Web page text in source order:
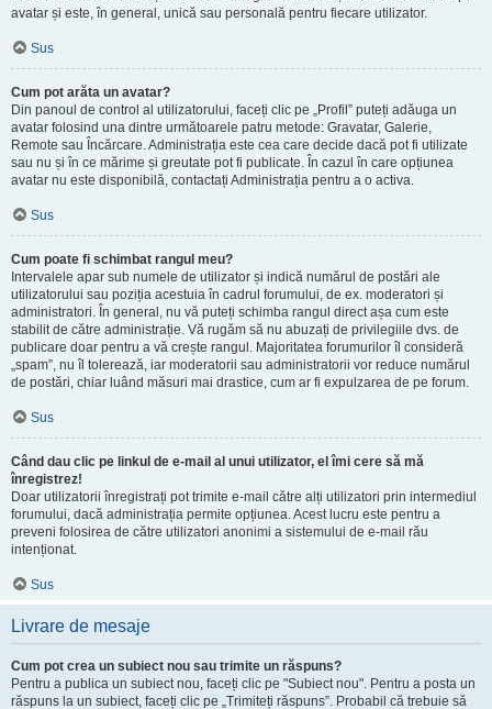
avatar și este, în general, unică sau personală pentru fiecare utilizator.
Sus
Cum pot arăta un avatar?
Din panoul de control al utilizatorului, faceți clic pe „Profil” puteți adăuga un
avatar folosind una dintre următoarele patru metode: Gravatar, Galerie,
Remote sau Încărcare. Administrația este cea care decide dacă pot fi utilizate
sau nu și în ce mărime și greutate pot fi publicate. În cazul în care opțiunea
avatar nu este disponibilă, contactați Administrația pentru a o activa.
Sus
Cum poate fi schimbat rangul meu?
Intervalele apar sub numele de utilizator și indică numărul de postări ale
utilizatorului sau poziția acestuia în cadrul forumului, de ex. moderatori și
administratori. În general, nu vă puteți schimba rangul direct așa cum este
stabilit de către administrație. Vă rugăm să nu abuzați de privilegiile dvs. de
publicare doar pentru a vă crește rangul. Majoritatea forumurilor îl consideră
„spam”, nu îl tolerează, iar moderatorii sau administratorii vor reduce numărul
de postări, chiar luând măsuri mai drastice, cum ar fi expulzarea de pe forum.
Sus
Când dau clic pe linkul de e-mail al unui utilizator, el îmi cere să mă
înregistrez!
Doar utilizatorii înregistrați pot trimite e-mail către alți utilizatori prin intermediul
forumului, dacă administrația permite opțiunea. Acest lucru este pentru a
preveni folosirea de către utilizatori anonimi a sistemului de e-mail rău
intenționat.
Sus
Livrare de mesaje
Cum pot crea un subiect nou sau trimite un răspuns?
Pentru a publica un subiect nou, faceți clic pe "Subiect nou". Pentru a posta un
răspuns la un subiect, faceți clic pe „Trimiteți răspuns”. Probabil că trebuie să